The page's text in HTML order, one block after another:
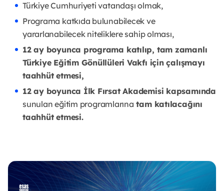
Türkiye Cumhuriyeti vatandaşı olmak,
Programa katkıda bulunabilecek ve
yararlanabilecek niteliklere sahip olması,
12 ay boyunca programa katılıp, tam zamanlı
Türkiye Eğitim Gönüllüleri Vakfı için çalışmayı
taahhüt etmesi,
12 ay boyunca İlk Fırsat Akademisi kapsamında
sunulan eğitim programlarına tam katılacağını
taahhüt etmesi.